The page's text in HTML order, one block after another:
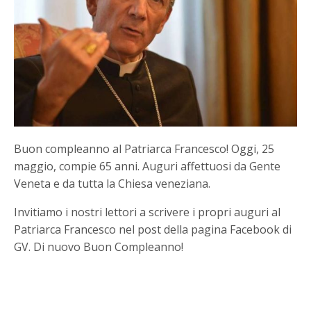
Buon compleanno al Patriarca Francesco! Oggi, 25
maggio, compie 65 anni. Auguri affettuosi da Gente
Veneta e da tutta la Chiesa veneziana.
Invitiamo i nostri lettori a scrivere i propri auguri al
Patriarca Francesco nel post della pagina Facebook di
GV. Di nuovo Buon Compleanno!